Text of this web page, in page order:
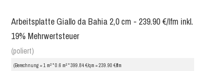
Arbeitsplatte Giallo da Bahia 2,0 cm - 239.90 €/lfm inkl.
19% Mehrwertsteuer
(poliert)
(Berechnung = 1 m2* 0.6 m2* 399.84 €/qm = 239.90 €/lfm